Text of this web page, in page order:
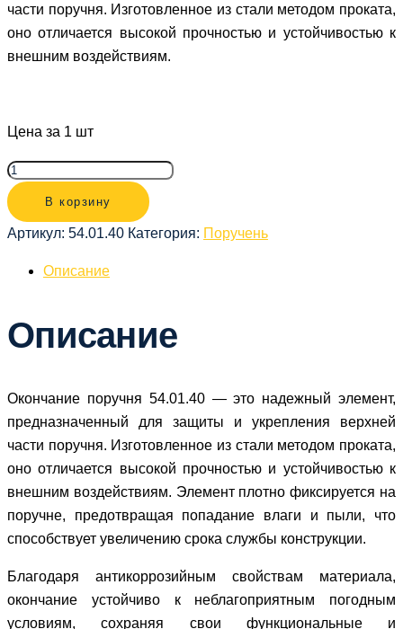
части поручня. Изготовленное из стали методом проката,
оно отличается высокой прочностью и устойчивостью к
внешним воздействиям.
Цена за 1 шт
Количество
товара
Окончание
поручня
54.01.40
В корзину
Артикул: 54.01.40 Категория: Поручень
Описание
Описание
Окончание поручня 54.01.40 — это надежный элемент,
предназначенный для защиты и укрепления верхней
части поручня. Изготовленное из стали методом проката,
оно отличается высокой прочностью и устойчивостью к
внешним воздействиям. Элемент плотно фиксируется на
поручне, предотвращая попадание влаги и пыли, что
способствует увеличению срока службы конструкции.
Благодаря антикоррозийным свойствам материала,
окончание устойчиво к неблагоприятным погодным
условиям, сохраняя свои функциональные и